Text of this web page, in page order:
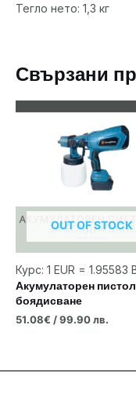
Тегло нето: 1,3 кг
Свързани
OUT OF STOCK
Курс: 1 EUR = 1.95583
Акумулаторен
боядисване
51.08€ / 99.90 лв.